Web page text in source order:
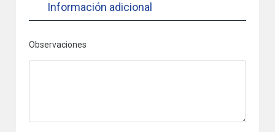
Información adicional
Observaciones